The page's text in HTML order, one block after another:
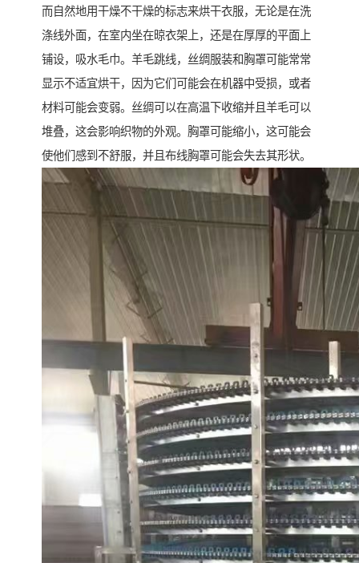
而自然地用干燥不干燥的标志来烘干衣服，无论是在洗
涤线外面，在室内坐在晾衣架上，还是在厚厚的平面上
铺设，吸水毛巾。羊毛跳线，丝绸服装和胸罩可能常常
显示不适宜烘干，因为它们可能会在机器中受损，或者
材料可能会变弱。丝绸可以在高温下收缩并且羊毛可以
堆叠，这会影响织物的外观。胸罩可能缩小，这可能会
使他们感到不舒服，并且布线胸罩可能会失去其形状。